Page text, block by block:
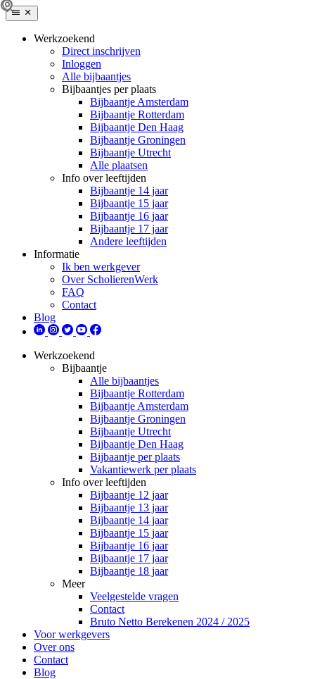
Werkzoekend
Direct inschrijven
Inloggen
Alle bijbaantjes
Bijbaantjes per plaats
Bijbaantje Amsterdam
Bijbaantje Rotterdam
Bijbaantje Den Haag
Bijbaantje Groningen
Bijbaantje Utrecht
Alle plaatsen
Info over leeftijden
Bijbaantje 14 jaar
Bijbaantje 15 jaar
Bijbaantje 16 jaar
Bijbaantje 17 jaar
Andere leeftijden
Informatie
Ik ben werkgever
Over ScholierenWerk
FAQ
Contact
Blog
Werkzoekend
Bijbaantje
Alle bijbaantjes
Bijbaantje Rotterdam
Bijbaantje Amsterdam
Bijbaantje Groningen
Bijbaantje Utrecht
Bijbaantje Den Haag
Bijbaantje per plaats
Vakantiewerk per plaats
Info over leeftijden
Bijbaantje 12 jaar
Bijbaantje 13 jaar
Bijbaantje 14 jaar
Bijbaantje 15 jaar
Bijbaantje 16 jaar
Bijbaantje 17 jaar
Bijbaantje 18 jaar
Meer
Veelgestelde vragen
Contact
Bruto Netto Berekenen 2024 / 2025
Voor werkgevers
Over ons
Contact
Blog